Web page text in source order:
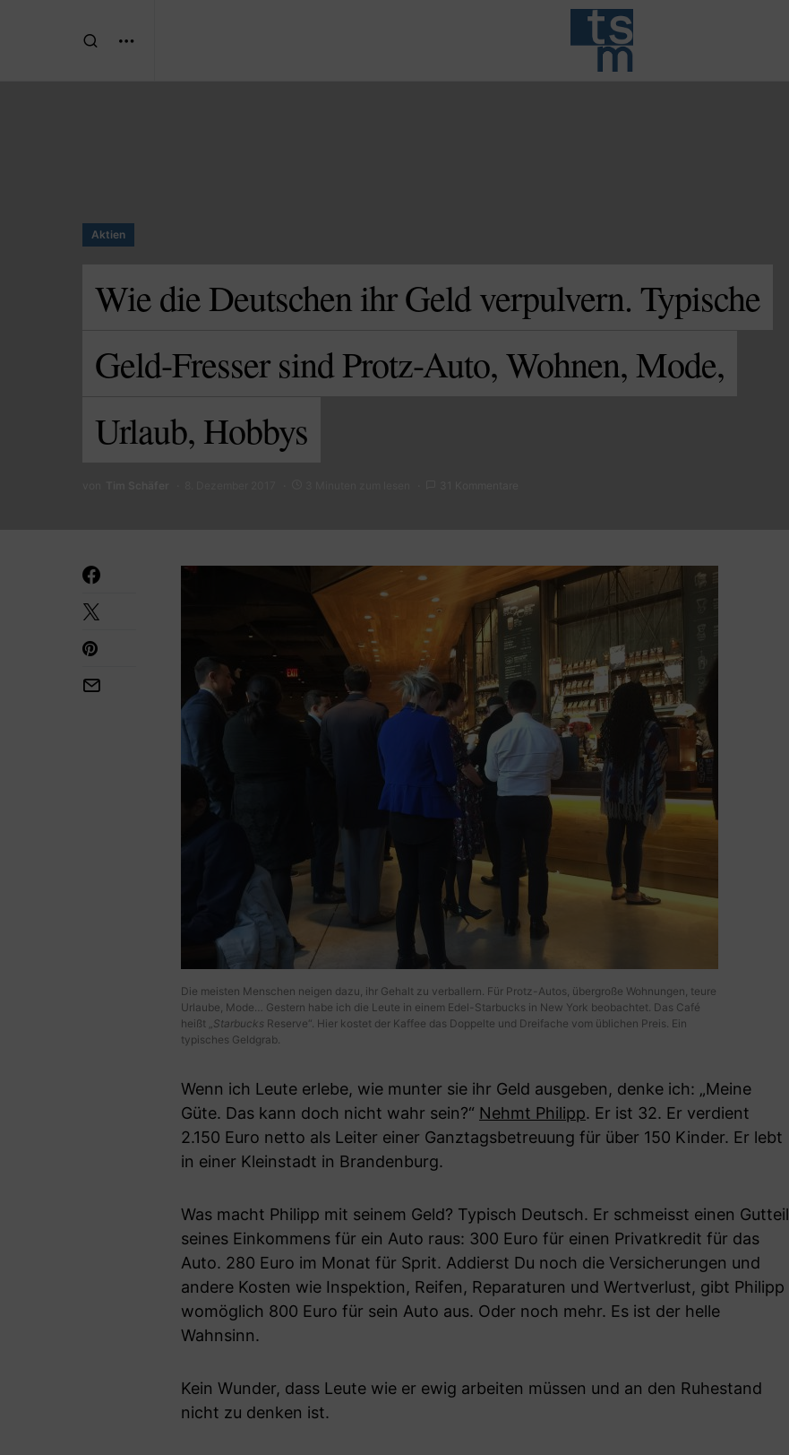
Aktien
Wie die Deutschen ihr Geld verpulvern. Typische
Geld-Fresser sind Protz-Auto, Wohnen, Mode,
Urlaub, Hobbys
Die meisten Menschen neigen dazu, ihr Gehalt zu verballern. Für Protz-Autos, übergroße Wohnungen, teure
Urlaube, Mode… Gestern habe ich die Leute in einem Edel-Starbucks in New York beobachtet. Das Café
heißt „Starbucks Reserve“. Hier kostet der Kaffee das Doppelte und Dreifache vom üblichen Preis. Ein
typisches Geldgrab.
Wenn ich Leute erlebe, wie munter sie ihr Geld ausgeben, denke ich: „Meine
Güte. Das kann doch nicht wahr sein?“ Nehmt Philipp. Er ist 32. Er verdient
2.150 Euro netto als Leiter einer Ganztagsbetreuung für über 150 Kinder. Er lebt
in einer Kleinstadt in Brandenburg.
Was macht Philipp mit seinem Geld? Typisch Deutsch. Er schmeisst einen Gutteil
seines Einkommens für ein Auto raus: 300 Euro für einen Privatkredit für das
Auto. 280 Euro im Monat für Sprit. Addierst Du noch die Versicherungen und
andere Kosten wie Inspektion, Reifen, Reparaturen und Wertverlust, gibt Philipp
womöglich 800 Euro für sein Auto aus. Oder noch mehr. Es ist der helle
Wahnsinn.
Kein Wunder, dass Leute wie er ewig arbeiten müssen und an den Ruhestand
nicht zu denken ist.